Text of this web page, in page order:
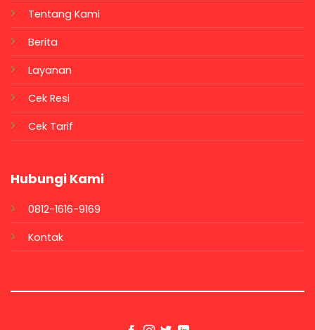
Tentang Kami
Berita
Layanan
Cek Resi
Cek Tarif
Hubungi Kami
0812-1616-9169
Kontak